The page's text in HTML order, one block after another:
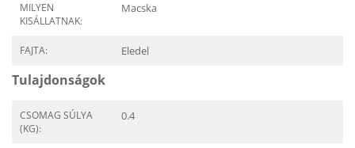
MILYEN
KISÁLLATNAK:
Macska
FAJTA: Eledel
Tulajdonságok
CSOMAG SÚLYA
(KG):
0.4